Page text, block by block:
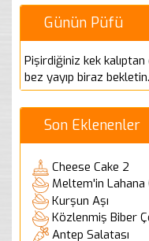
Günün Püfü
Pişirdiğiniz kek kalıptan
bez yayıp biraz bekletin.
Son Eklenenler
Cheese Cake 2
Meltem'in Lahana
Kurşun Aşı
Közlenmiş Biber
Antep Salatası